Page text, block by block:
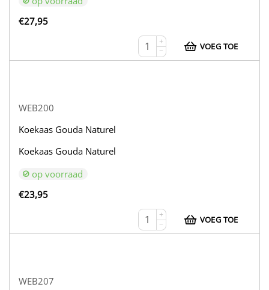
€27,95
+
−
VOEG TOE
WEB200
Koekaas Gouda Naturel
Koekaas Gouda Naturel
op voorraad
€23,95
+
−
VOEG TOE
WEB207